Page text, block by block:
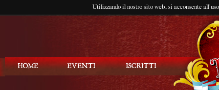
Utilizzando il nostro sito web, si acconsente